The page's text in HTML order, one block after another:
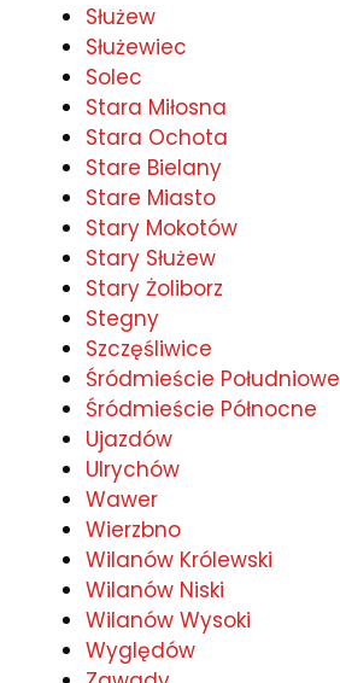
Służew
Służewiec
Solec
Stara Miłosna
Stara Ochota
Stare Bielany
Stare Miasto
Stary Mokotów
Stary Służew
Stary Żoliborz
Stegny
Szczęśliwice
Śródmieście Południowe
Śródmieście Północne
Ujazdów
Ulrychów
Wawer
Wierzbno
Wilanów Królewski
Wilanów Niski
Wilanów Wysoki
Wyględów